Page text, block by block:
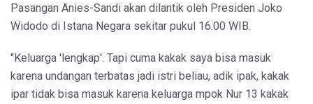
Pasangan Anies-Sandi akan dilantik oleh Presiden Joko
Widodo di Istana Negara sekitar pukul 16.00 WIB.
"Keluarga 'lengkap'. Tapi cuma kakak saya bisa masuk
karena undangan terbatas jadi istri beliau, adik ipak, kakak
ipar tidak bisa masuk karena keluarga mpok Nur 13 kakak